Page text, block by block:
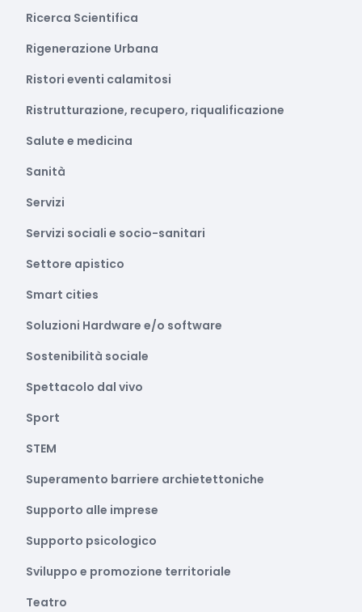
Ricerca Scientifica
Rigenerazione Urbana
Ristori eventi calamitosi
Ristrutturazione, recupero, riqualificazione
Salute e medicina
Sanità
Servizi
Servizi sociali e socio-sanitari
Settore apistico
Smart cities
Soluzioni Hardware e/o software
Sostenibilità sociale
Spettacolo dal vivo
Sport
STEM
Superamento barriere archietettoniche
Supporto alle imprese
Supporto psicologico
Sviluppo e promozione territoriale
Teatro